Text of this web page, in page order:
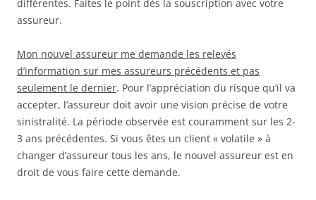
différentes. Faites le point dès la souscription avec votre
assureur.
Mon nouvel assureur me demande les relevés
d’information sur mes assureurs précédents et pas
seulement le dernier. Pour l’appréciation du risque qu’il va
accepter, l’assureur doit avoir une vision précise de votre
sinistralité. La période observée est couramment sur les 2-
3 ans précédentes. Si vous êtes un client « volatile » à
changer d’assureur tous les ans, le nouvel assureur est en
droit de vous faire cette demande.